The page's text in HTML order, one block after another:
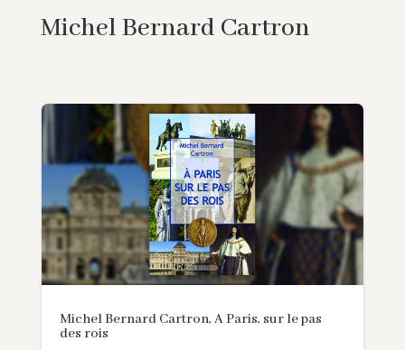
Michel Bernard Cartron
Michel Bernard Cartron, A Paris, sur le pas
des rois